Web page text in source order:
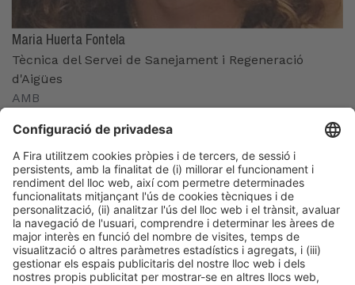
Maria Huerta Fontela
Tècnica del Servei de Sanejament i Regeneració
d'Aigües
AMB
Organitzadors